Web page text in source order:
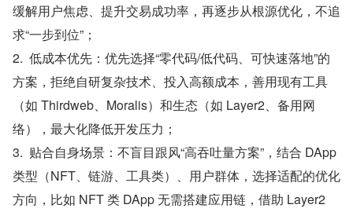
缓解用户焦虑、提升交易成功率，再逐步从根源优化，不追
求“一步到位”；
2.  低成本优先：优先选择“零代码/低代码、可快速落地”的
方案，拒绝自研复杂技术、投入高额成本，善用现有工具
（如 Thirdweb、Moralis）和生态（如 Layer2、备用网
络），最大化降低开发压力；
3.  贴合自身场景：不盲目跟风“高吞吐量方案”，结合 DApp
类型（NFT、链游、工具类）、用户群体，选择适配的优化
方向，比如 NFT 类 DApp 无需搭建应用链，借助 Layer2